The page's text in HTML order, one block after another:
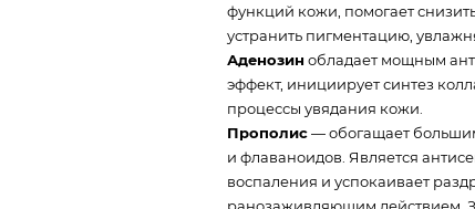
функций кожи, помогает
устранить пигментацию,
Аденозин обладает мощным
эффект, инициирует синтез
процессы увядания кожи.
Прополис— обогащает
и флаваноидов. Является
воспаления и успокаивает
ранозаживляющим действием.